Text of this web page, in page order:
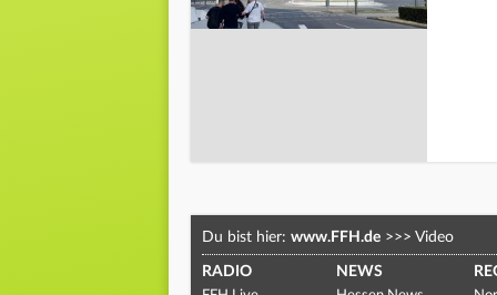
Du bist hier: www.FFH.de >>> Video
RADIO NEWS